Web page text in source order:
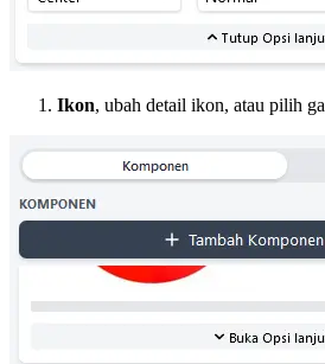
Ikon, ubah detail ikon, atau pilih